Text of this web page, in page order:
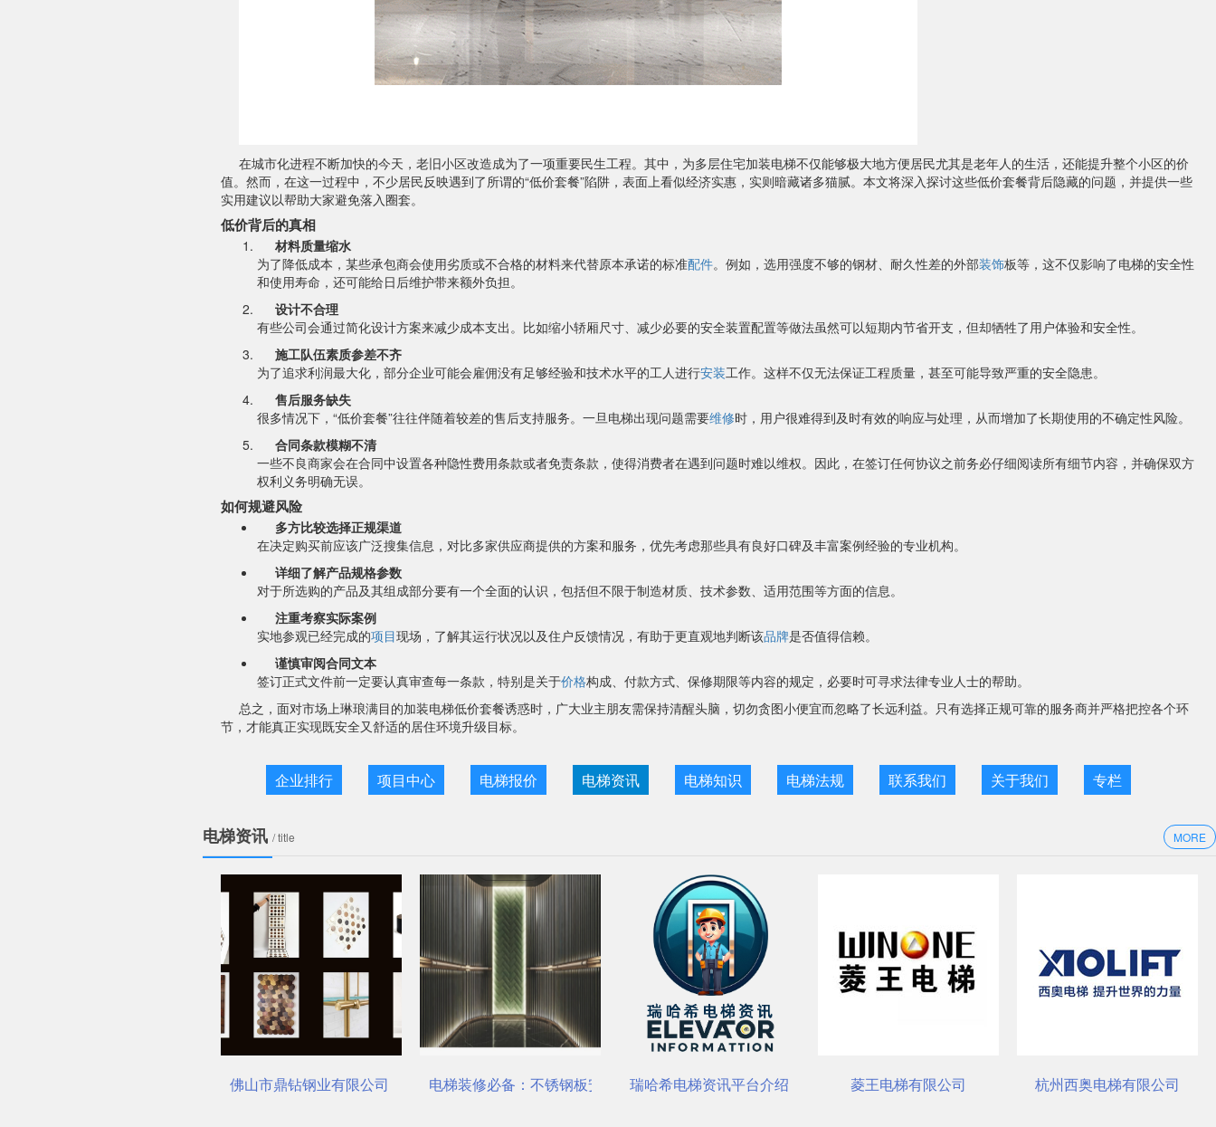
在城市化进程不断加快的今天，老旧小区改造成为了一项重要民生工程。其中，为多层住宅加装电梯不仅能够极大地方便居民尤其是老年人的生活，还能提升整个小区的价
值。然而，在这一过程中，不少居民反映遇到了所谓的“低价套餐”陷阱，表面上看似经济实惠，实则暗藏诸多猫腻。本文将深入探讨这些低价套餐背后隐藏的问题，并提供一些
实用建议以帮助大家避免落入圈套。
低价背后的真相
材料质量缩水
为了降低成本，某些承包商会使用劣质或不合格的材料来代替原本承诺的标准配件。例如，选用强度不够的钢材、耐久性差的外部装饰板等，这不仅影响了电梯的安全性
和使用寿命，还可能给日后维护带来额外负担。
设计不合理
有些公司会通过简化设计方案来减少成本支出。比如缩小轿厢尺寸、减少必要的安全装置配置等做法虽然可以短期内节省开支，但却牺牲了用户体验和安全性。
施工队伍素质参差不齐
为了追求利润最大化，部分企业可能会雇佣没有足够经验和技术水平的工人进行安装工作。这样不仅无法保证工程质量，甚至可能导致严重的安全隐患。
售后服务缺失
很多情况下，“低价套餐”往往伴随着较差的售后支持服务。一旦电梯出现问题需要维修时，用户很难得到及时有效的响应与处理，从而增加了长期使用的不确定性风险。
合同条款模糊不清
一些不良商家会在合同中设置各种隐性费用条款或者免责条款，使得消费者在遇到问题时难以维权。因此，在签订任何协议之前务必仔细阅读所有细节内容，并确保双方
权利义务明确无误。
如何规避风险
多方比较选择正规渠道
在决定购买前应该广泛搜集信息，对比多家供应商提供的方案和服务，优先考虑那些具有良好口碑及丰富案例经验的专业机构。
详细了解产品规格参数
对于所选购的产品及其组成部分要有一个全面的认识，包括但不限于制造材质、技术参数、适用范围等方面的信息。
注重考察实际案例
实地参观已经完成的项目现场，了解其运行状况以及住户反馈情况，有助于更直观地判断该品牌是否值得信赖。
谨慎审阅合同文本
签订正式文件前一定要认真审查每一条款，特别是关于价格构成、付款方式、保修期限等内容的规定，必要时可寻求法律专业人士的帮助。
总之，面对市场上琳琅满目的加装电梯低价套餐诱惑时，广大业主朋友需保持清醒头脑，切勿贪图小便宜而忽略了长远利益。只有选择正规可靠的服务商并严格把控各个环
节，才能真正实现既安全又舒适的居住环境升级目标。
企业排行 项目中心 电梯报价 电梯资讯 电梯知识 电梯法规 联系我们 关于我们 专栏
电梯资讯 / title MORE
佛山市鼎钻钢业有限公司，一站式选材中心 | 电梯装饰
电梯装修必备：不锈钢板安装与养护要点瑞哈希电梯资讯平台介绍 菱王电梯有限公司 杭州西奥电梯有限公司 奥的斯